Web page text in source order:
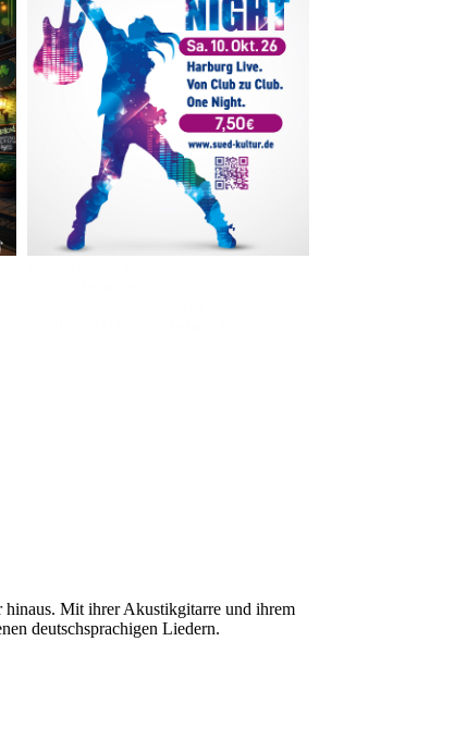
hinaus. Mit ihrer Akustikgitarre und ihrem
deutschsprachigen Liedern.